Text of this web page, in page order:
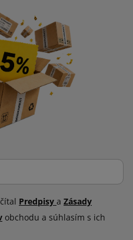
Predpisy a Zásady
obchodu a súhlasím s ich